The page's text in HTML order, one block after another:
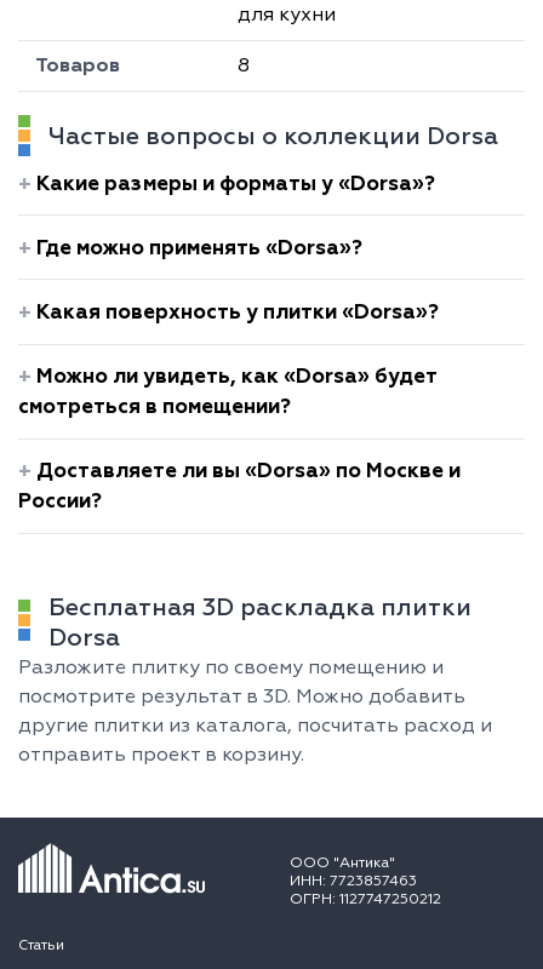
для кухни
Товаров 8
Частые вопросы о коллекции Dorsa
Какие размеры и форматы у «Dorsa»?
Где можно применять «Dorsa»?
Какая поверхность у плитки «Dorsa»?
Можно ли увидеть, как «Dorsa» будет
смотреться в помещении?
Доставляете ли вы «Dorsa» по Москве и
России?
Бесплатная 3D раскладка плитки
Dorsa
Разложите плитку по своему помещению и
посмотрите результат в 3D. Можно добавить
другие плитки из каталога, посчитать расход и
отправить проект в корзину.
ООО "Антика"
ИНН: 7723857463
ОГРН: 1127747250212
Статьи